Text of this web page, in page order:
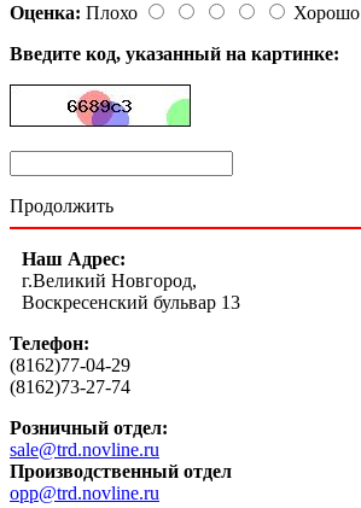
Оценка: Плохо
Хорошо
Введите код, указанный на картинке:
Продолжить
Наш Адрес:
г.Великий Новгород,
Воскресенский бульвар 13
Телефон:
(8162)77-04-29
(8162)73-27-74
Розничный отдел:
sale@trd.novline.ru
Производственный отдел
opp@trd.novline.ru